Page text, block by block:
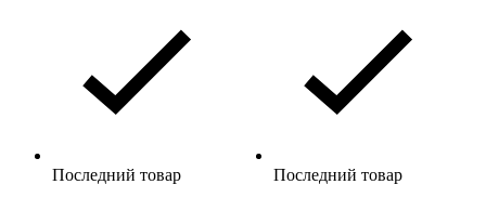
Последний товар Последний товар